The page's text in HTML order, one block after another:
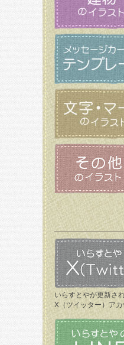
いらすとやが更新さ
X（ツイッター）アカ